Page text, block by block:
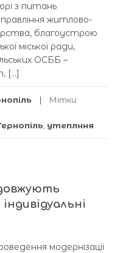
з питань
житлово-
благоустрою
міської ради,
ОСББ –
[…]
Мітки:
утеплння
модернізації